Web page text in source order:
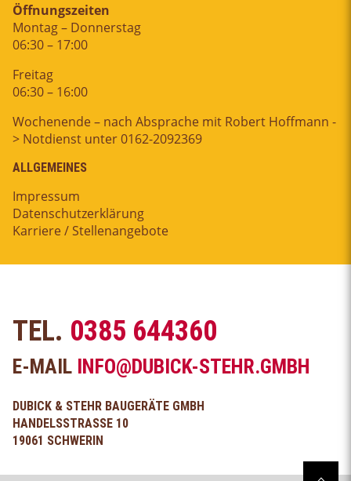
Öffnungszeiten
Montag – Donnerstag
06:30 – 17:00
Freitag
06:30 – 16:00
Wochenende – nach Absprache mit Robert Hoffmann -
> Notdienst unter 0162-2092369
ALLGEMEINES
Impressum
Datenschutzerklärung
Karriere / Stellenangebote
TEL. 0385 644360
E-MAIL INFO@DUBICK-STEHR.GMBH
DUBICK & STEHR BAUGERÄTE GMBH
HANDELSSTRASSE 10
19061 SCHWERIN